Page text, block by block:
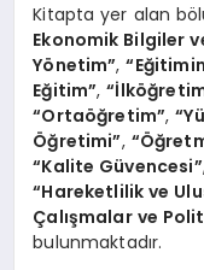
Kitapta yer alan
Ekonomik Bilgiler
Yönetim”,
Eğitim”,
“Ortaöğretim”,
Öğretimi”,
“Kalite Güvencesi”
“Hareketlilik ve
Çalışmalar ve
bulunmaktadır.